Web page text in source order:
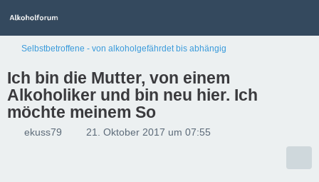
Selbstbetroffene - von alkoholgefährdet bis abhängig
Ich bin die Mutter, von einem
Alkoholiker und bin neu hier. Ich
möchte meinem So
ekuss79 21. Oktober 2017 um 07:55